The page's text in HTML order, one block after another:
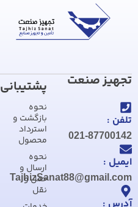
تجهیز صنعت
تلفن :
021-87700142
ایمیل :
TajhizSanat88@gmail.com
پشتیبانی
نحوه
بازگشت و
استرداد
محصول
نحوه
ارسال و
حمل و
نقل